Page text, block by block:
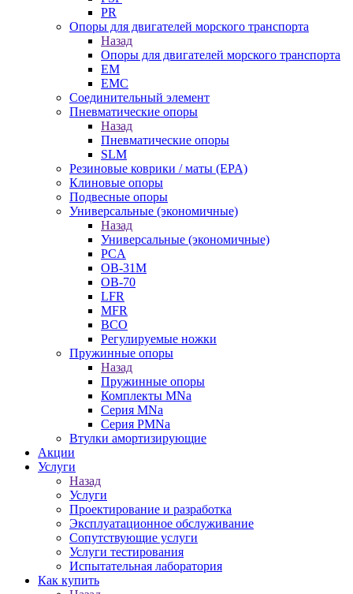
PR
Опоры для двигателей морского транспорта
Назад
Опоры для двигателей морского транспорта
EM
EMC
Cоединительный элемент
Пневматические опоры
Назад
Пневматические опоры
SLM
Резиновые коврики / маты (EPA)
Клиновые опоры
Подвесные опоры
Универсальные (экономичные)
Назад
Универсальные (экономичные)
PCA
ОВ-31М
OB-70
LFR
MFR
ВСО
Регулируемые ножки
Пружинные опоры
Назад
Пружинные опоры
Комплекты MNa
Серия MNa
Серия PMNa
Втулки амортизирующие
Акции
Услуги
Назад
Услуги
Проектирование и разработка
Эксплуатационное обслуживание
Сопутствующие услуги
Услуги тестирования
Испытательная лаборатория
Как купить